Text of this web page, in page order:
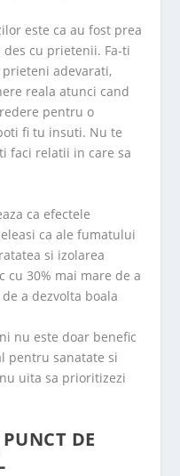
este ca au fost prea
cu prietenii. Fa-ti
adevarati,
reala atunci cand
pentru o
fi tu insuti. Nu te
faci relatii in care sa
ca efectele
ca ale fumatului
si izolarea
cu 30% mai mare de a
a dezvolta boala
nu este doar benefic
pentru sanatate si
uita sa prioritizezi
DE